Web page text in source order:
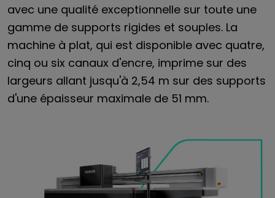
avec une qualité exceptionnelle sur toute une
gamme de supports rigides et souples. La
machine à plat, qui est disponible avec quatre,
cinq ou six canaux d'encre, imprime sur des
largeurs allant jusqu'à 2,54 m sur des supports
d'une épaisseur maximale de 51 mm.